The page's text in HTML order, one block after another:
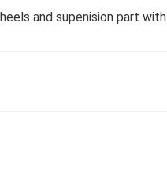
and supenision part